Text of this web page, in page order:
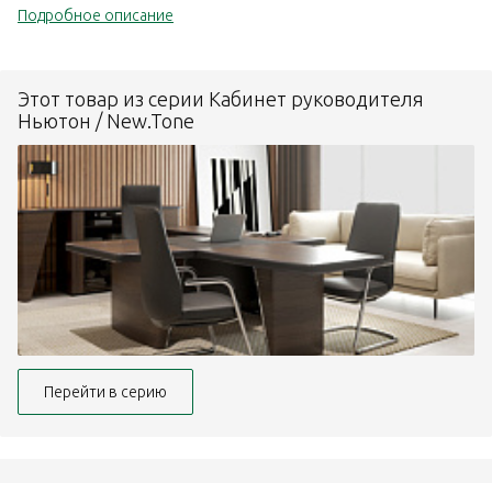
Подробное описание
Этот товар из серии Кабинет руководителя
Ньютон / New.Tone
Перейти в серию